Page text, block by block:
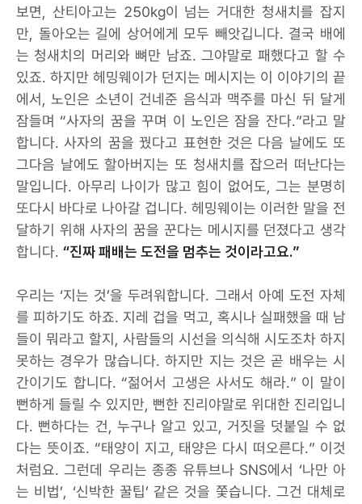
보면, 산티아고는 250kg이 넘는 거대한 청새치를 잡지
만, 돌아오는 길에 상어에게 모두 빼앗깁니다. 결국 배에
는 청새치의 머리와 뼈만 남죠. 그야말로 패했다고 할 수
있죠. 하지만 헤밍웨이가 던지는 메시지는 이 이야기의 끝
에서, 노인은 소년이 건네준 음식과 맥주를 마신 뒤 달게
잠들며 “사자의 꿈을 꾸며 이 노인은 잠을 잔다.”라고 말
합니다. 사자의 꿈을 꿨다고 표현한 것은 다음 날에도 또
그다음 날에도 할아버지는 또 청새치를 잡으러 떠난다는
말입니다. 아무리 나이가 많고 힘이 없어도, 그는 분명히
또다시 바다로 나아갈 겁니다. 헤밍웨이는 이러한 말을 전
달하기 위해 사자의 꿈을 꾼다는 메시지를 던졌다고 생각
합니다. “진짜 패배는 도전을 멈추는 것이라고요.”
우리는 ‘지는 것’을 두려워합니다. 그래서 아예 도전 자체
를 피하기도 하죠. 지레 겁을 먹고, 혹시나 실패했을 때 남
들이 뭐라고 할지, 사람들의 시선을 의식해 시도조차 하지
못하는 경우가 많습니다. 하지만 지는 것은 곧 배우는 시
간이기도 합니다. “젊어서 고생은 사서도 해라.” 이 말이
뻔하게 들릴 수 있지만, 뻔한 진리야말로 위대한 진리입니
다. 뻔하다는 건, 누구나 알고 있고, 거짓을 덧붙일 수 없
다는 뜻이죠. “태양이 지고, 태양은 다시 떠오른다.” 이것
처럼요. 그런데 우리는 종종 유튜브나 SNS에서 ‘나만 아
는 비법’, ‘신박한 꿀팁’ 같은 것을 쫓습니다. 그건 대체로